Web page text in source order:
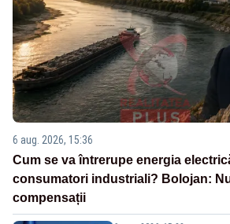
6 aug. 2026, 15:36
Cum se va întrerupe energia
consumatori industriali? Bolojan:
compensații